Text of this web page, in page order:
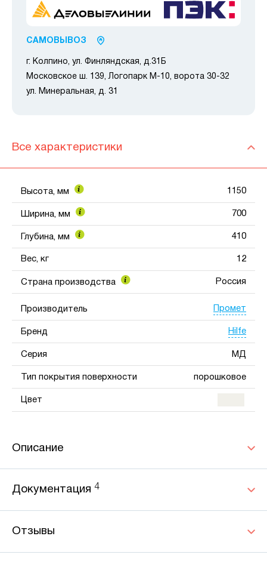
САМОВЫВОЗ
г. Колпино, ул. Финляндская, д.31Б
Московское ш. 139, Логопарк М-10, ворота 30-32
ул. Минеральная, д. 31
Все характеристики
Высота, мм 1150
Ширина, мм 700
Глубина, мм 410
Вес, кг 12
Страна производства Россия
Производитель Промет
Бренд Hilfe
Серия МД
Тип покрытия поверхности порошковое
Цвет
Описание
Документация 4
Отзывы